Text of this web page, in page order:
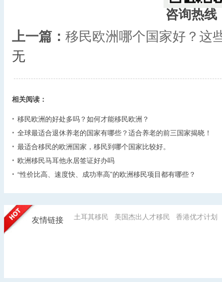
咨询热线
上一篇： 移民欧洲哪个国家好？这
无
相关阅读：
移民欧洲的好处多吗？如何才能移民欧洲？
全球最适合退休养老的国家有哪些？适合养老的前三国家揭晓！
最适合移民的欧洲国家，移民到哪个国家比较好。
欧洲移民马耳他永居签证好办吗
“性价比高、速度快、成功率高”的欧洲移民项目都有哪些？
友情链接 土耳其移民 美国杰出人才移民 香港优才计划